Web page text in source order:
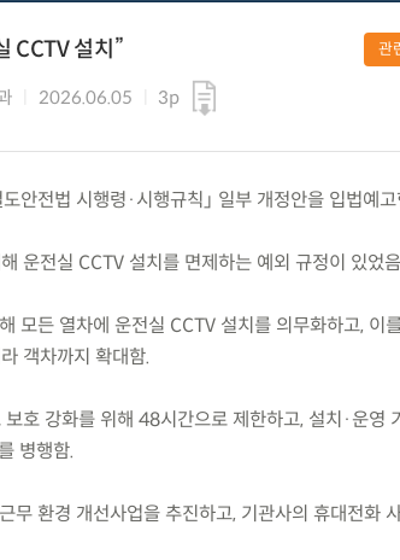
CCTV 설치”
2026.06.05 3p
관
안전법 시행령·시행규칙」 일부 개정안을 입법예
운전실 CCTV 설치를 면제하는 예외 규정이 있었
모든 열차에 운전실 CCTV 설치를 의무화하고, 이
객차까지 확대함.
호 강화를 위해 48시간으로 제한하고, 설치·운영
병행함.
무 환경 개선사업을 추진하고, 기관사의 휴대전화